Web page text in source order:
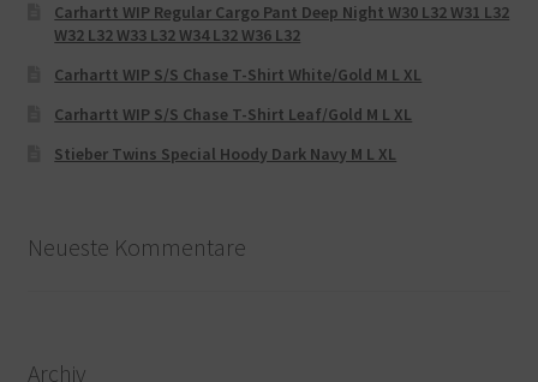
Carhartt WIP Regular Cargo Pant Deep Night W30 L32 W31 L32
W32 L32 W33 L32 W34 L32 W36 L32
Carhartt WIP S/S Chase T-Shirt White/Gold M L XL
Carhartt WIP S/S Chase T-Shirt Leaf/Gold M L XL
Stieber Twins Special Hoody Dark Navy M L XL
Neueste Kommentare
Archiv